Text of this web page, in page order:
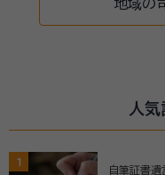
地域の
人
1
自筆証書遺